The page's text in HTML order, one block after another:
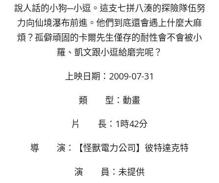
說人話的小狗─小逗。這支七拼八湊的探險隊伍努
力向仙境瀑布前進。他們到底還會遇上什麼大麻
煩？孤僻頑固的卡爾先生僅存的耐性會不會被小
羅、凱文跟小逗給磨完呢？
上映日期：2009-07-31
類 型：動畫
片 長：1時42分
導 演：【怪獸電力公司】彼特達克特
演 員：未提供